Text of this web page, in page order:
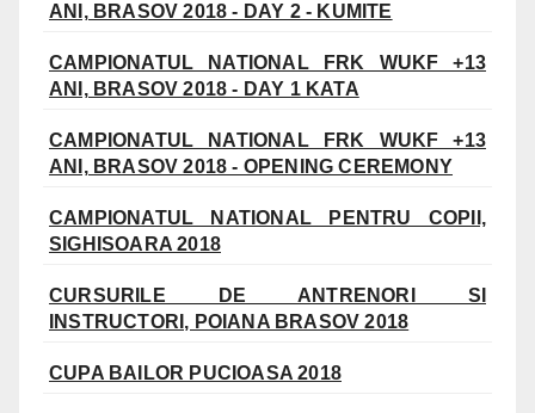
ANI, BRASOV 2018 - DAY 2 - KUMITE
CAMPIONATUL NATIONAL FRK WUKF +13
ANI, BRASOV 2018 - DAY 1 KATA
CAMPIONATUL NATIONAL FRK WUKF +13
ANI, BRASOV 2018 - OPENING CEREMONY
CAMPIONATUL NATIONAL PENTRU COPII,
SIGHISOARA 2018
CURSURILE DE ANTRENORI SI
INSTRUCTORI, POIANA BRASOV 2018
CUPA BAILOR PUCIOASA 2018